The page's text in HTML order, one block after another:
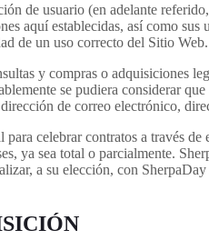
de usuario (en adelante
aquí establecidas, así como
de un uso correcto del Sitio
y compras o adquisiciones
se pudiera considerar
de correo electrónico,
celebrar contratos a través
ya sea total o parcialmente.
a su elección, con